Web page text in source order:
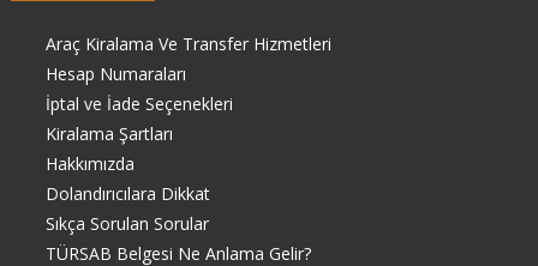
Araç Kiralama Ve Transfer Hizmetleri
Hesap Numaraları
İptal ve İade Seçenekleri
Kiralama Şartları
Hakkımızda
Dolandırıcılara Dikkat
Sıkça Sorulan Sorular
TÜRSAB Belgesi Ne Anlama Gelir?